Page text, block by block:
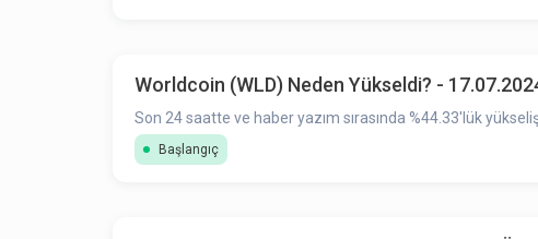
Worldcoin (WLD) Neden Yükseldi? -
Son 24 saatte ve haber yazım sırasında %44.33'lük
Başlangıç